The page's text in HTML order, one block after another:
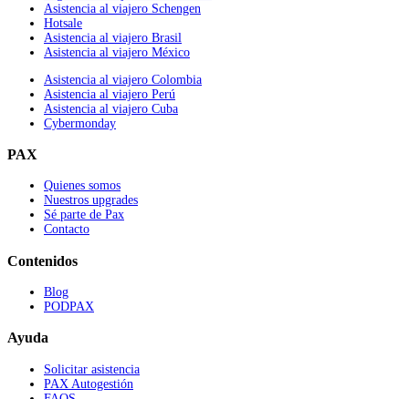
Asistencia al viajero Schengen
Hotsale
Asistencia al viajero Brasil
Asistencia al viajero México
Asistencia al viajero Colombia
Asistencia al viajero Perú
Asistencia al viajero Cuba
Cybermonday
PAX
Quienes somos
Nuestros upgrades
Sé parte de Pax
Contacto
Contenidos
Blog
PODPAX
Ayuda
Solicitar asistencia
PAX Autogestión